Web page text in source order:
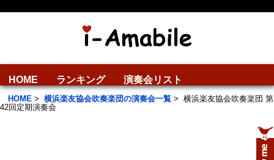
HOME ランキング 演奏会リスト
HOME > 横浜楽友協会吹奏楽団の演奏会一覧 > 横浜楽友協会吹奏楽団 第
42回定期演奏会